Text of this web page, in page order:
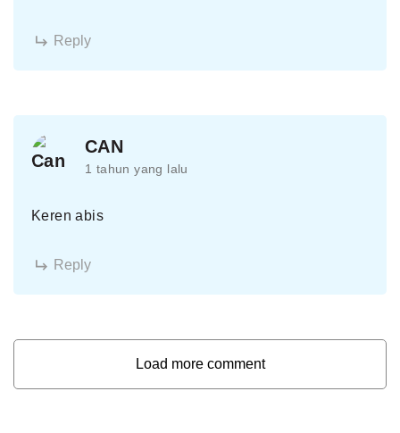
Reply
CAN
1 tahun yang lalu
Keren abis
Reply
Load more comment